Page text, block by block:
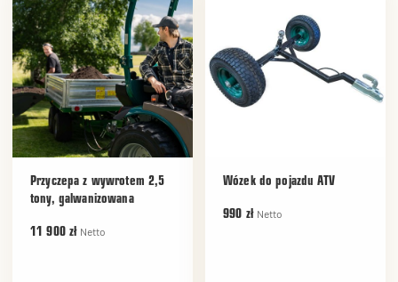
Przyczepa z wywrotem 2,5
tony, galwanizowana
11 900 zł Netto
Wózek do pojazdu ATV
990 zł Netto